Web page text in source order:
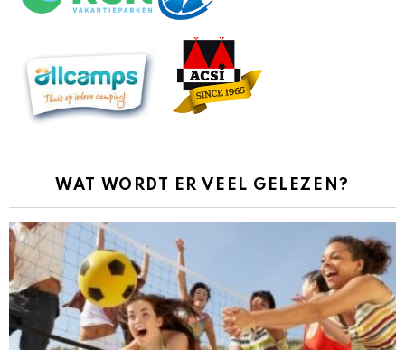
WAT WORDT ER VEEL GELEZEN?